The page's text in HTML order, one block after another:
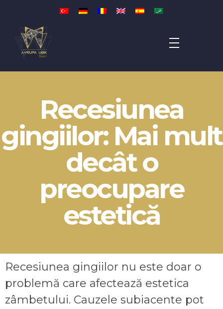
Recesiunea
gingiilor: Mai mult
decât o
preocupare
estetică
Recesiunea gingiilor nu este doar o
problemă care afectează estetica
zâmbetului. Cauzele subiacente pot